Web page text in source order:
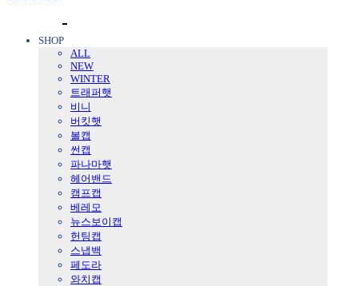
SHOP
ALL
NEW
WINTER
트래퍼햇
비니
버킷햇
볼캡
썬캡
파나마햇
헤어밴드
캠프캡
베레모
뉴스보이캡
헌팅캡
스냅백
페도라
와치캡